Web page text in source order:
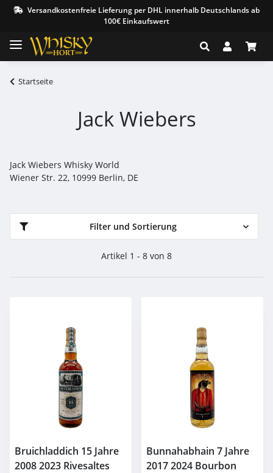
Versandkostenfreie Lieferung per DHL innerhalb Deutschlands ab
100€ Einkaufswert
Startseite
Jack Wiebers
Jack Wiebers Whisky World
Wiener Str. 22, 10999 Berlin, DE
Filter und Sortierung
Artikel 1 - 8 von 8
Bruichladdich 15 Jahre
2008 2023 Rivesaltes
Bunnahabhain 7 Jahre
2017 2024 Bourbon